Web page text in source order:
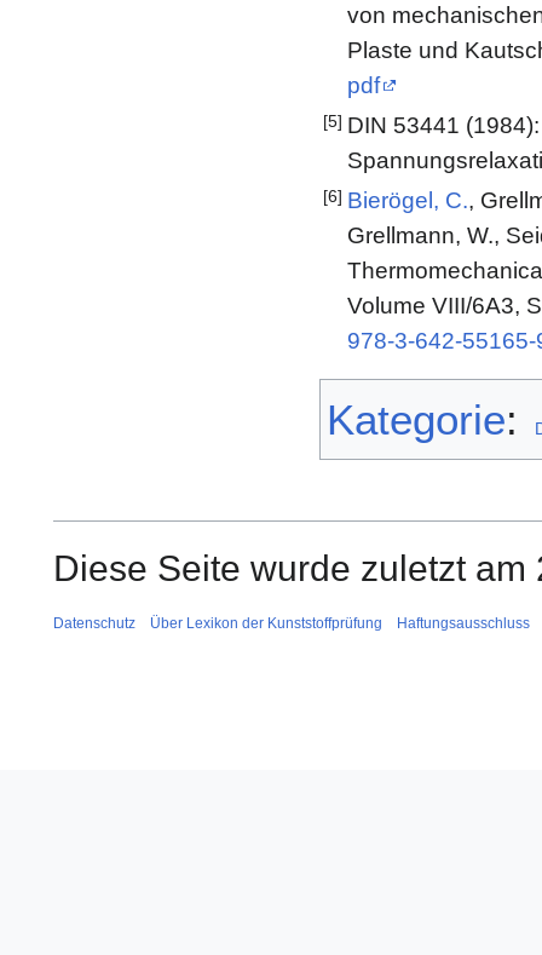
von
Plaste und
pdf
[5] DIN 53441
[6] Bierögel, C.,
Grellmann, W.,
Volume VIII/6A3,
978-3-642-55165-
Kategorie:
Diese Seite wurde zuletzt
Datenschutz Über Lexikon der Kunststoffprüfung Haftungsausschluss